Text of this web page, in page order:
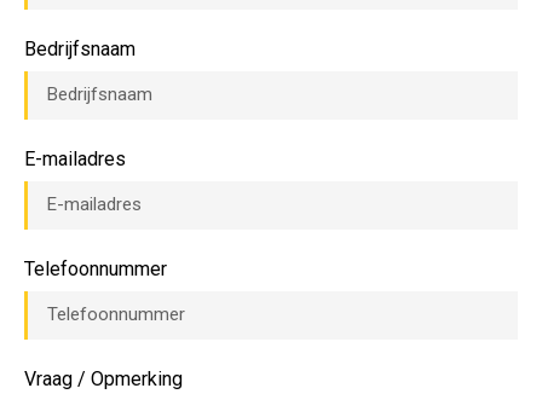
Bedrijfsnaam
E-mailadres
Telefoonnummer
Vraag / Opmerking